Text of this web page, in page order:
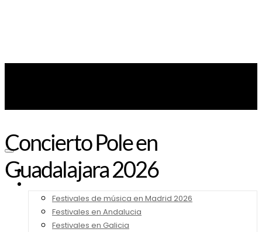
Noticias
Festivales 2026
Festivales de música en Madrid 2026
Festivales en Andalucia
Festivales en Galicia
Concierto Pole en
Guadalajara 2026